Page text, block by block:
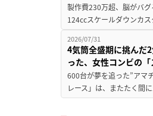
製作費230万超、脳がバ
124ccスケールダウンカ
2026/07/31
4気筒全盛期に挑んだ
った、女性コンビの
600台が夢を追った”アマ
レース」は、またたく間